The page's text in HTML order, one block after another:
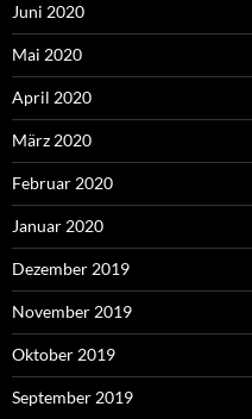
Juni 2020
Mai 2020
April 2020
März 2020
Februar 2020
Januar 2020
Dezember 2019
November 2019
Oktober 2019
September 2019